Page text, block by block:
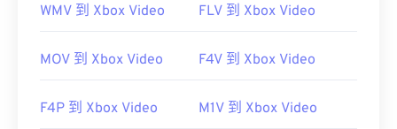
WMV 到 Xbox Video FLV 到 Xbox Video
MOV 到 Xbox Video F4V 到 Xbox Video
F4P 到 Xbox Video M1V 到 Xbox Video